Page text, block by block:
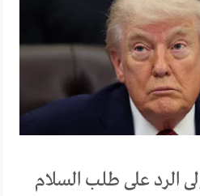
الرد على طلب السلام